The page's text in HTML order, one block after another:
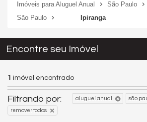
Imóveis para Aluguel Anual
São Paulo
São Paulo
Ipiranga
Encontre seu Imóvel
1 imóvel encontrado
Filtrando por: aluguel anual são
remover todos